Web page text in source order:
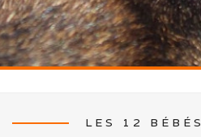
LES 12 BÉBÉS